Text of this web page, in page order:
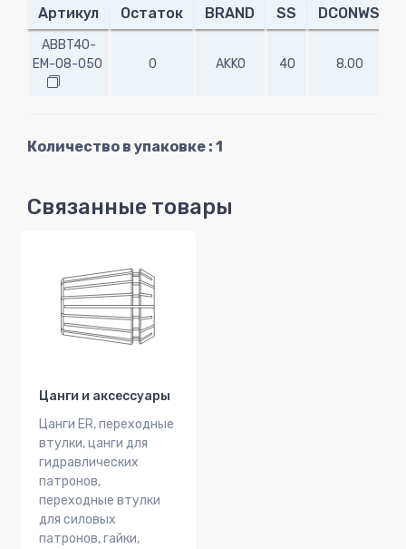
Артикул Остаток BRAND SS DCONWS
ABBT40-
EM-08-050
0 AKKO 40 8.00
Количество в упаковке : 1
Связанные товары
Цанги и аксессуары
Цанги ER, переходные
втулки, цанги для
гидравлических
патронов,
переходные втулки
для силовых
патронов, гайки,